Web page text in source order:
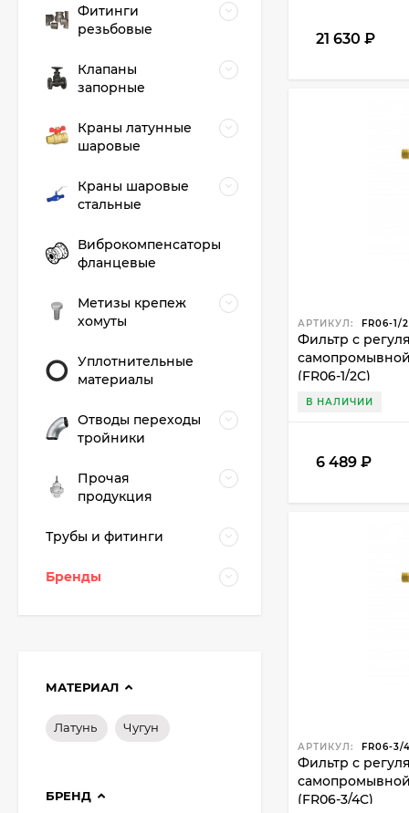
21 630 ₽
АРТИКУЛ: FR06-1/
Фильтр с
самопромывной
(FR06-1/2C)
В НАЛИЧИИ
6 489 ₽
АРТИКУЛ: FR06-3/
Фильтр с
самопромывной
(FR06-3/4C)
Фитинги
резьбовые
Клапаны
запорные
Краны латунные
шаровые
Краны шаровые
стальные
Виброкомпенсаторы
фланцевые
Метизы крепеж
хомуты
Уплотнительные
материалы
Отводы переходы
тройники
Прочая
продукция
Трубы и фитинги
Бренды
МАТЕРИАЛ
Латунь Чугун
БРЕНД